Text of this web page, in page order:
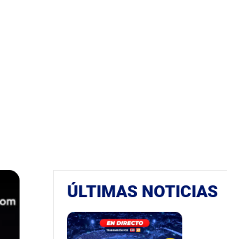
ÚLTIMAS NOTICIAS